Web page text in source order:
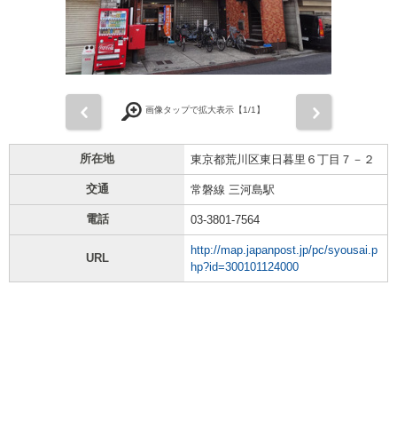
画像タップで拡大表示【1/1】
所在地 東京都荒川区東日暮里６丁目７－２
交通 常磐線 三河島駅
電話 03-3801-7564
URL
http://map.japanpost.jp/pc/syousai.p
hp?id=300101124000